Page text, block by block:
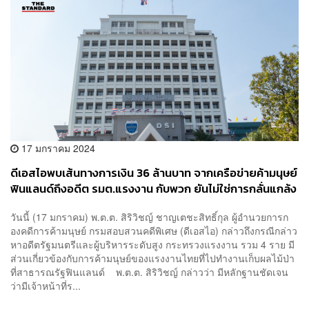
17 มกราคม 2024
ดีเอสไอพบเส้นทางการเงิน 36 ล้านบาท จากเครือข่ายค้ามนุษย์
ฟินแลนด์ถึงอดีต รมต.แรงงาน กับพวก ยันไม่ใช่การกลั่นแกล้ง
วันนี้ (17 มกราคม) พ.ต.ต. สิริวิชญ์ ชาญเตชะสิทธิ์กุล ผู้อำนวยการก
องคดีการค้ามนุษย์ กรมสอบสวนคดีพิเศษ (ดีเอสไอ) กล่าวถึงกรณีกล่าว
หาอดีตรัฐมนตรีและผู้บริหารระดับสูง กระทรวงแรงงาน รวม 4 ราย มี
ส่วนเกี่ยวข้องกับการค้ามนุษย์ของแรงงานไทยที่ไปทำงานเก็บผลไม้ป่า
ที่สาธารณรัฐฟินแลนด์ พ.ต.ต. สิริวิชญ์ กล่าวว่า มีหลักฐานชัดเจน
ว่ามีเจ้าหน้าที่ร...